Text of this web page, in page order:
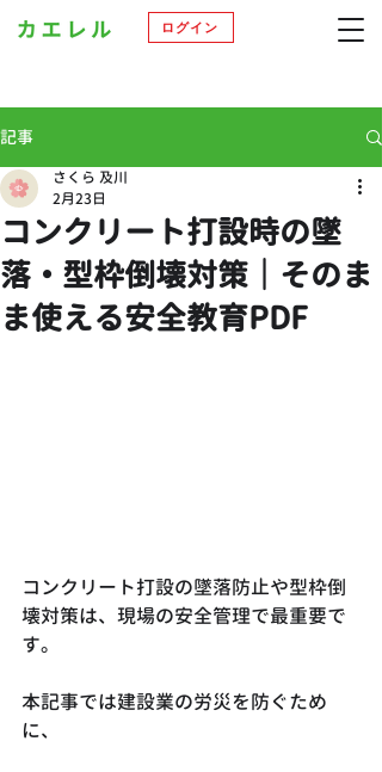
ログイン
記事
コンクリート打設時の墜
落・型枠倒壊対策｜そのま
ま使える安全教育PDF
さくら 及川
2月23日
コンクリート打設の墜落防止や型枠倒
壊対策は、現場の安全管理で最重要で
す。
本記事では建設業の労災を防ぐため
に、